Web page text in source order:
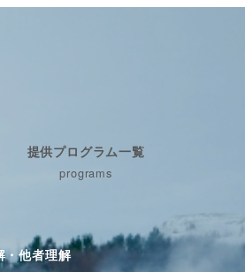
提供プログラム一覧
programs
・他者理解